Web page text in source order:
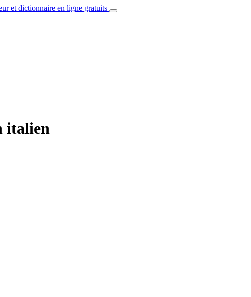
et dictionnaire en ligne gratuits
italien